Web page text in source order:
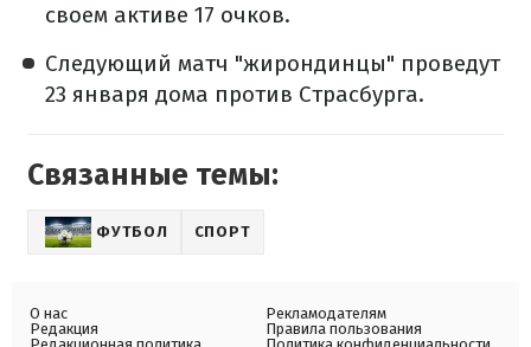
своем активе 17 очков.
Следующий матч "жирондинцы" проведут
23 января дома против Страсбурга.
Связанные темы:
ФУТБОЛ СПОРТ
О нас
Редакция
Рекламодателям
Правила пользования